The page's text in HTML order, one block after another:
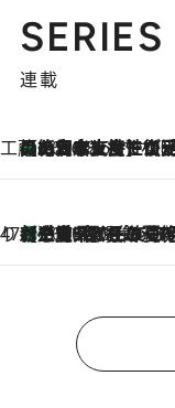
SERIES
連載
工藤まやのおもてな
2026.8.6
【ハワイ土産】ローカルの絶大な支持で復活！ 絶品の幻クッキー《元ファンの日本人女性が受け継いだ名店》
47都道府県の手みやげ ひんやりスイーツで夏を満喫
2026.8.6
【三重県】この夏絶対食べたい 冷やしておいしいおやつ3選 お餅×アイスの新感覚スイーツ